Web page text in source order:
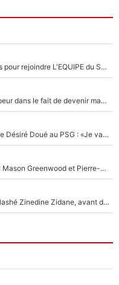
Raymond Domenech a posé ses conditions pour rejoindre L'EQUIPE du Soir : Il refuse de faire l'émission avec un autre chroniqueur !
«C’est l'une des choses qui me fait le plus peur dans le fait de devenir maman» : En couple avec Antoine Dupont, Iris Mittenaere s'inquiète déjà pour ses futurs enfants !
Le transfert de Maghnes Akliouche menace Désiré Doué au PSG : «Je valide à 200%»
«La porte est ouverte pour tout le monde» : Mason Greenwood et Pierre-Emerick Aubameyang ont quitté l'OM, Amine Gouiri balance sur la suite du mercato et sur la réaction du vestiaire !
«Ça pue du c*l» : Quand Yannick Noah a clashé Zinedine Zidane, avant de se faire recadrer par le nouveau sélectionneur de l'équipe de France !